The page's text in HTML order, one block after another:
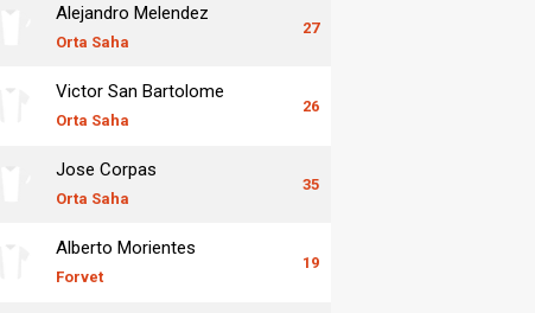
Alejandro Melendez
Orta Saha
27
Victor San Bartolome
Orta Saha
26
Jose Corpas
Orta Saha
35
Alberto Morientes
Forvet
19